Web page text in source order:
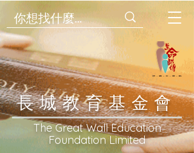
​長城教育基金會
​The Great Wall Education
Foundation Limited